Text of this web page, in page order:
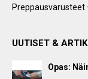
UUTISET &
Opas: